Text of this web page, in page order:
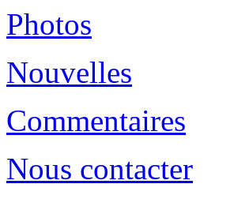
Photos
Nouvelles
Commentaires
Nous contacter